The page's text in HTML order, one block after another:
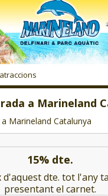
CJ INTERNACIONAL
CJ LOCAL
T'INTERESSA #SOMJOVES
a Marineland
Marineland Catalunya
15% dte.
d'aquest dte. tot l'any
presentant el carnet.